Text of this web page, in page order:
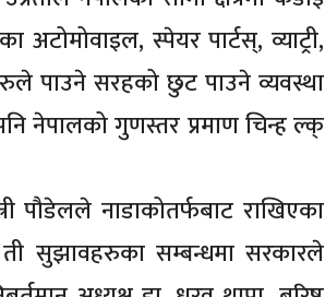
स्पेयर पार्टस्, व्याट्री,
पाउने सरहको छुट पाउने व्यवस्था
नेपालको गुणस्तर प्रमाण चिन्ह ल्क्
पौडेलले नाडाकोतर्फबाट राखिएका
ती सुझावहरुका सम्बन्धमा सरकारले